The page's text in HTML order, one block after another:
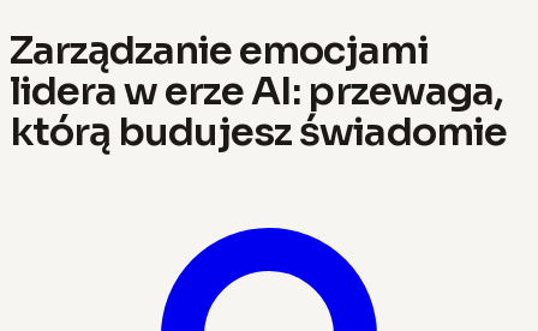
Zarządzanie emocjami
lidera w erze AI: przewaga,
którą budujesz świadomie